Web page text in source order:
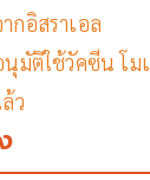
กอิสราเอล
นุมัติใช้วัคซีน โม
ว